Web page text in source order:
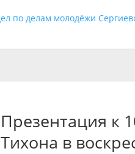
Презентация к
Тихона в